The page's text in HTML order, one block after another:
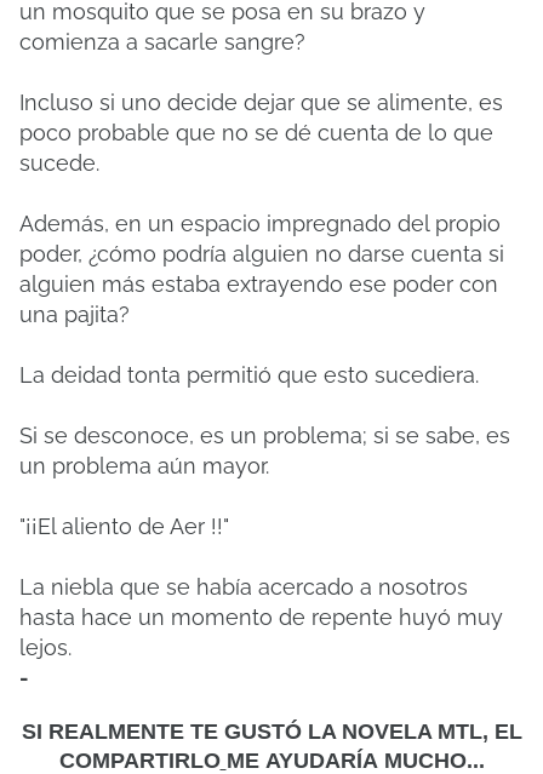
un mosquito que se posa en su brazo y
comienza a sacarle sangre?
Incluso si uno decide dejar que se alimente, es
poco probable que no se dé cuenta de lo que
sucede.
Además, en un espacio impregnado del propio
poder, ¿cómo podría alguien no darse cuenta si
alguien más estaba extrayendo ese poder con
una pajita?
La deidad tonta permitió que esto sucediera.
Si se desconoce, es un problema; si se sabe, es
un problema aún mayor.
"¡¡El aliento de Aer !!"
La niebla que se había acercado a nosotros
hasta hace un momento de repente huyó muy
lejos.
-
SI REALMENTE TE GUSTÓ LA NOVELA MTL, EL
COMPARTIRLO ME AYUDARÍA MUCHO...